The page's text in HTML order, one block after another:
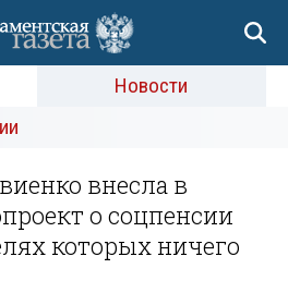
Новости
внесла в
о соцпенсии
которых ничего